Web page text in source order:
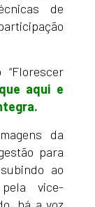
de
aqui e
.
da
para
ao
vice-